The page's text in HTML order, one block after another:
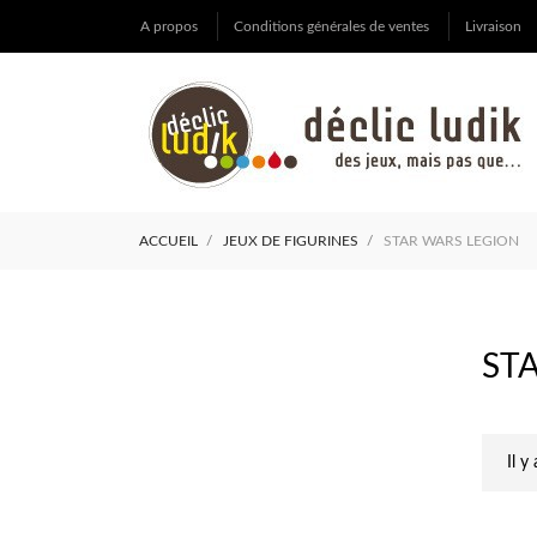
A propos Conditions générales de ventes Livraison
ACCUEIL JEUX DE FIGURINES STAR WARS LEGION
Il